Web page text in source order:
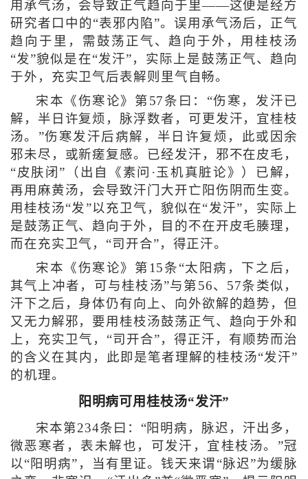
用承气汤，会导致正气趋向于里——这便是经方
研究者口中的“表邪内陷”。误用承气汤后，正气
趋向于里，需鼓荡正气、趋向于外，用桂枝汤
“发”貌似是在“发汗”，实际上是鼓荡正气、趋向
于外，充实卫气后表解则里气自畅。
宋本《伤寒论》第57条曰：“伤寒，发汗已
解，半日许复烦，脉浮数者，可更发汗，宜桂枝
汤。”伤寒发汗后病解，半日许复烦，此或因余
邪未尽，或新瘥复感。已经发汗，邪不在皮毛，
“皮肤闭”（出自《素问·玉机真脏论》）已解，
再用麻黄汤，会导致汗门大开亡阳伤阴而生变。
用桂枝汤“发”以充卫气，貌似在“发汗”，实际上
是鼓荡正气、趋向于外，目的不在开皮毛腠理，
而在充实卫气，“司开合”，得正汗。
宋本《伤寒论》第15条“太阳病，下之后，
其气上冲者，可与桂枝汤”与第56、57条类似，
汗下之后，身体仍有向上、向外欲解的趋势，但
又无力解邪，要用桂枝汤鼓荡正气、趋向于外和
上，充实卫气，“司开合”，得正汗，有顺势而治
的含义在其内，此即是笔者理解的桂枝汤“发汗”
的机理。
阳明病可用桂枝汤“发汗”
宋本第234条曰：“阳明病，脉迟，汗出多，
微恶寒者，表未解也，可发汗，宜桂枝汤。”冠
以“阳明病”，当有里证。钱天来谓“脉迟”为缓脉